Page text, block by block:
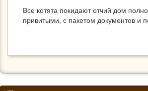
Все котята покидают отчий дом
привитыми, с пакетом документов и